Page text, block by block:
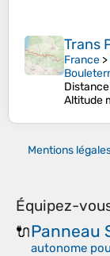
Trans
France >
Distance
Altitude
Mentions
Équipez-
🔌Panneau
autonome